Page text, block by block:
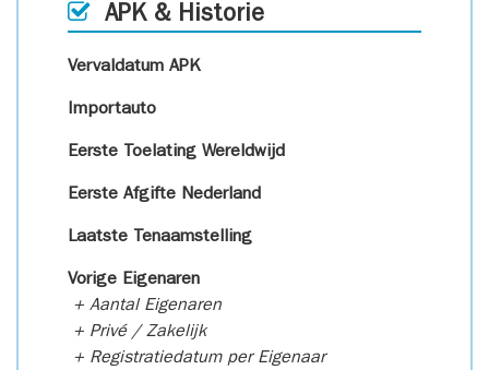
APK & Historie
Vervaldatum APK
Importauto
Eerste Toelating Wereldwijd
Eerste Afgifte Nederland
Laatste Tenaamstelling
Vorige Eigenaren
+ Aantal Eigenaren
+ Privé / Zakelijk
+ Registratiedatum per Eigenaar